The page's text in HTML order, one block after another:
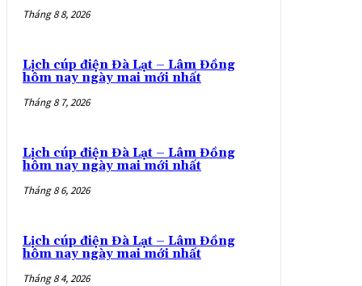
Tháng 8 8, 2026
Lịch cúp điện Đà Lạt – Lâm Đồng
hôm nay ngày mai mới nhất
Tháng 8 7, 2026
Lịch cúp điện Đà Lạt – Lâm Đồng
hôm nay ngày mai mới nhất
Tháng 8 6, 2026
Lịch cúp điện Đà Lạt – Lâm Đồng
hôm nay ngày mai mới nhất
Tháng 8 4, 2026